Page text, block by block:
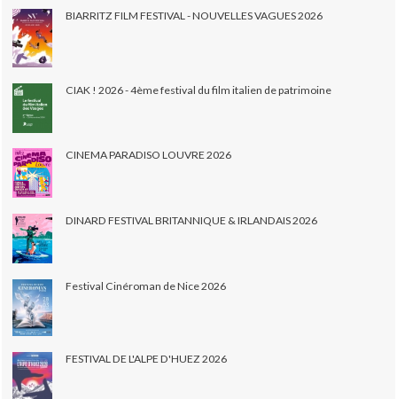
BIARRITZ FILM FESTIVAL - NOUVELLES VAGUES 2026
CIAK ! 2026 - 4ème festival du film italien de patrimoine
CINEMA PARADISO LOUVRE 2026
DINARD FESTIVAL BRITANNIQUE & IRLANDAIS 2026
Festival Cinéroman de Nice 2026
FESTIVAL DE L'ALPE D'HUEZ 2026